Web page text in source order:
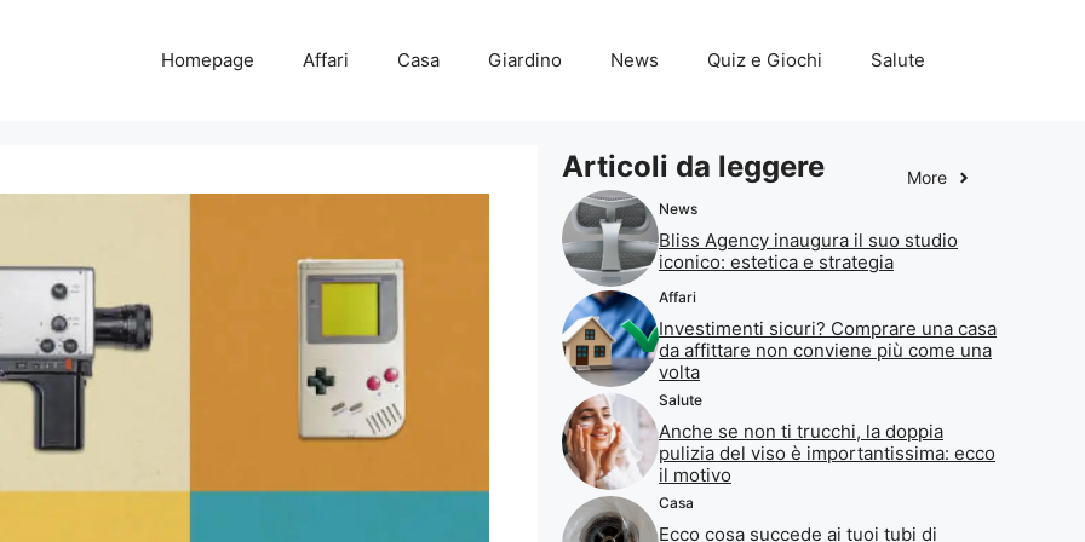
Homepage Affari Casa Giardino News Quiz e Giochi Salute
Articoli da leggere More
News
Bliss Agency inaugura il suo studio
iconico: estetica e strategia
Affari
Investimenti sicuri? Comprare una casa
da affittare non conviene più come una
volta
Salute
Anche se non ti trucchi, la doppia
pulizia del viso è importantissima: ecco
il motivo
Casa
Ecco cosa succede ai tuoi tubi di